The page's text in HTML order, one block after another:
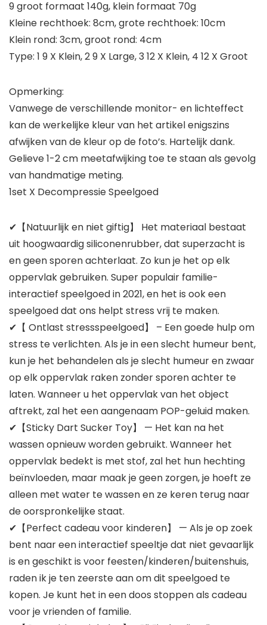
9 groot formaat 140g, klein formaat 70g
Kleine rechthoek: 8cm, grote rechthoek: 10cm
Klein rond: 3cm, groot rond: 4cm
Type: 1 9 X Klein, 2 9 X Large, 3 12 X Klein, 4 12 X Groot
Opmerking:
Vanwege de verschillende monitor- en lichteffect
kan de werkelijke kleur van het artikel enigszins
afwijken van de kleur op de foto’s. Hartelijk dank.
Gelieve 1-2 cm meetafwijking toe te staan als gevolg
van handmatige meting.
1set X Decompressie Speelgoed
✔【Natuurlijk en niet giftig】 Het materiaal bestaat
uit hoogwaardig siliconenrubber, dat superzacht is
en geen sporen achterlaat. Zo kun je het op elk
oppervlak gebruiken. Super populair familie-
interactief speelgoed in 2021, en het is ook een
speelgoed dat ons helpt stress vrij te maken.
✔【 Ontlast stressspeelgoed】 – Een goede hulp om
stress te verlichten. Als je in een slecht humeur bent,
kun je het behandelen als je slecht humeur en zwaar
op elk oppervlak raken zonder sporen achter te
laten. Wanneer u het oppervlak van het object
aftrekt, zal het een aangenaam POP-geluid maken.
✔【Sticky Dart Sucker Toy】 — Het kan na het
wassen opnieuw worden gebruikt. Wanneer het
oppervlak bedekt is met stof, zal het hun hechting
beïnvloeden, maar maak je geen zorgen, je hoeft ze
alleen met water te wassen en ze keren terug naar
de oorspronkelijke staat.
✔【Perfect cadeau voor kinderen】 — Als je op zoek
bent naar een interactief speeltje dat niet gevaarlijk
is en geschikt is voor feesten/kinderen/buitenshuis,
raden ik je ten zeerste aan om dit speelgoed te
kopen. Je kunt het in een doos stoppen als cadeau
voor je vrienden of familie.